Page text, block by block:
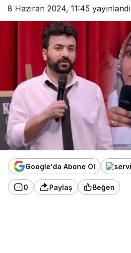
8 Haziran 2024, 11:45 yayınlandı
Google'da Abone Ol
0 Paylaş Beğen